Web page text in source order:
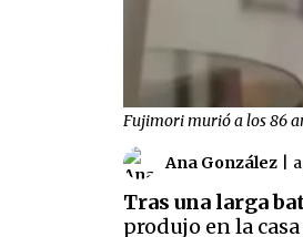
Fujimori murió a los 86
Ana González
Tras una larga
produjo en la